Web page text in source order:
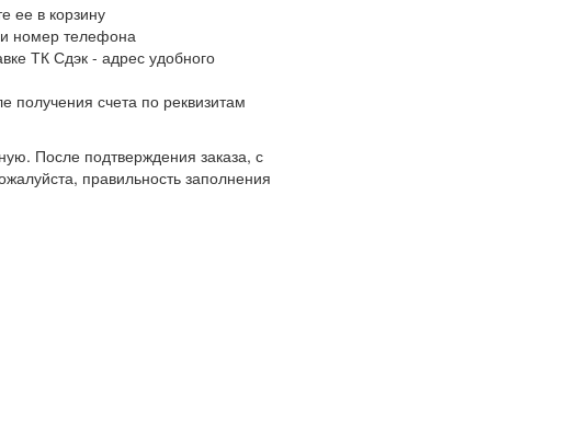
ее в корзину
номер телефона
ТК Сдэк - адрес удобного
получения счета по реквизитам
После подтверждения заказа, с
правильность заполнения